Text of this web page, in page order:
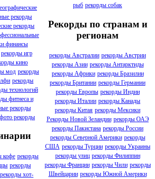
рекорды
рекорды
финансы
рекорды игр
кино
мод рекорды
рекорды
технологий
фитнеса и
рекорды
фото рекорды
кофе рекорды
рекорды
рекорды хот-
рыб рекорды собак
Рекорды по странам и
регионам
рекорды Австралии рекорды Австрии
рекорды Азии рекорды Антарктиды
рекорды Африки рекорды Бразилии
рекорды Британии рекорды Германии
рекорды Европы рекорды Индии
рекорды Италии рекорды Канады
рекорды Китая рекорды Мексики
Рекорды Новой Зеландии рекорды ОАЭ
рекорды Пакистана рекорды России
рекорды Северной Америки рекорды
США рекорды Турции рекорды Украины
рекорды улиц рекорды Филиппин
рекорды Франции рекорды Чили рекорды
Швейцарии рекорды Южной Америки